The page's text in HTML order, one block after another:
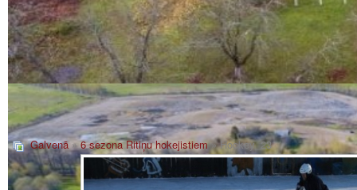
Galvenā»6 sezona Ritiņu hokejistiem» Hockey_23